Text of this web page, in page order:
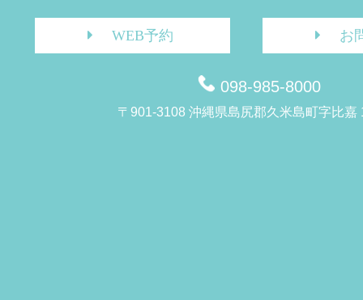
WEB予約 お
098-985-8000
〒901-3108 沖縄県島尻郡久米島町字比嘉